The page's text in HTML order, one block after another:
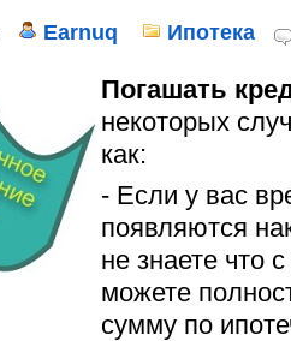
Earnuq Ипотека
Погашать
некоторых
как:
- Если у вас
появляются
не знаете что
можете
сумму по